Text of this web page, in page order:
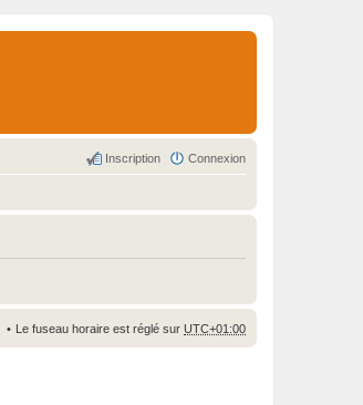
Connexion
Inscription
Le fuseau horaire est réglé sur UTC+01:00